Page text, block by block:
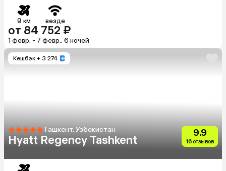
9 км везде
от 84 752 ₽
1 февр. - 7 февр., 6 ночей
Кешбэк + 3 274
Ташкент, Узбекистан
Hyatt Regency Tashkent
9.9
16 отзывов